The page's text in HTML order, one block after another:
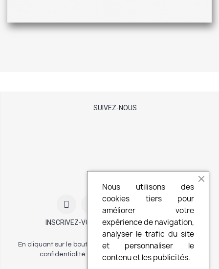
SUIVEZ-NOUS
INSCRIVEZ-VOUS À NOTRE NEWSLETTER
En cliquant sur le bouton vous acceptez notre politique de
confidentialité et nos conditions d'utilisation.
Nous utilisons des
cookies tiers pour
améliorer votre
expérience de navigation,
analyser le trafic du site
et personnaliser le
contenu et les publicités.